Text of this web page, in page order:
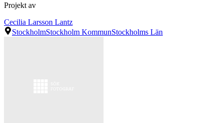
Projekt av
Cecilia Larsson Lantz
StockholmStockholm KommunStockholms Län